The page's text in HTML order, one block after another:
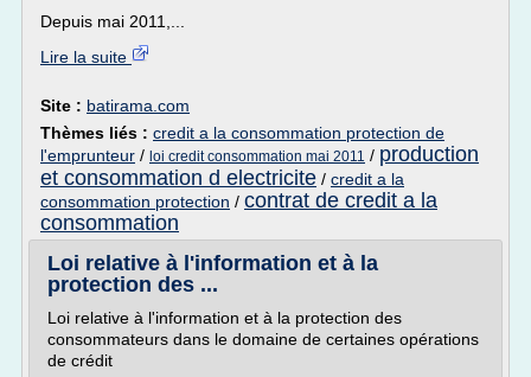
Depuis mai 2011,...
Lire la suite
Site : batirama.com
Thèmes liés : credit a la consommation protection de
l'emprunteur / loi credit consommation mai 2011 / production
et consommation d electricite / credit a la
consommation protection / contrat de credit a la
consommation
Loi relative à l'information et à la
protection des ...
Loi relative à l'information et à la protection des
consommateurs dans le domaine de certaines opérations
de crédit